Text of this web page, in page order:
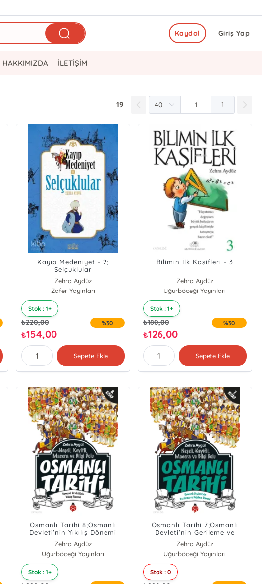
Giriş Yap
Kaydol
HAKKIMIZDA İLETİŞİM
19 1
Kayıp Medeniyet - 2;
Selçuklular
Zehra Aydüz
Zafer Yayınları
Stok : 1+
₺220,00
₺154,00
%30
Sepete Ekle
Bilimin İlk Kaşifleri - 3
Zehra Aydüz
Uğurböceği Yayınları
Stok : 1+
₺180,00
₺126,00
%30
Sepete Ekle
Osmanlı Tarihi 8;Osmanlı
Devleti’nin Yıkılış Dönemi
Zehra Aydüz
Uğurböceği Yayınları
Stok : 1+
Osmanlı Tarihi 7;Osmanlı
Devleti’nin Gerileme ve
Dağılma Dönemi
Zehra Aydüz
Uğurböceği Yayınları
Stok : 0